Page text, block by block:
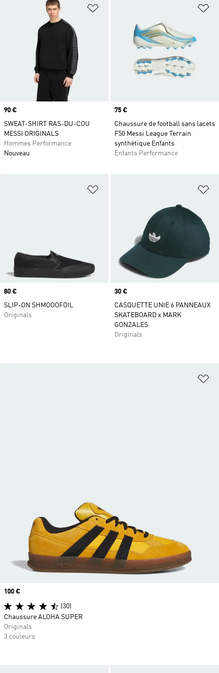
Ajouter à la Liste de produits
Prix
90 €
SWEAT-SHIRT RAS-DU-COU
MESSI ORIGINALS
Hommes Performance
Nouveau
Prix
75 €
Chaussure de football sans lacets
F50 Messi League Terrain
synthétique Enfants
Enfants Performance
Ajouter à la Liste de produits
Prix
80 €
SLIP-ON SHMOOOFOIL
Originals
Prix
30 €
CASQUETTE UNIE 6 PANNEAUX
SKATEBOARD x MARK
GONZALES
Originals
Prix
100 €
(30)
Chaussure ALOHA SUPER
Originals
3 couleurs